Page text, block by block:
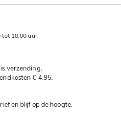
tot 18.00 uur.
verzending.
€ 4,95.
en blijf op de hoogte.